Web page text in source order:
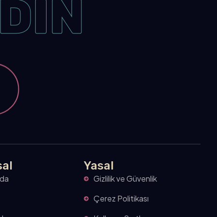
Yasal
Gizlilik ve Güvenlik
Çerez Politikası